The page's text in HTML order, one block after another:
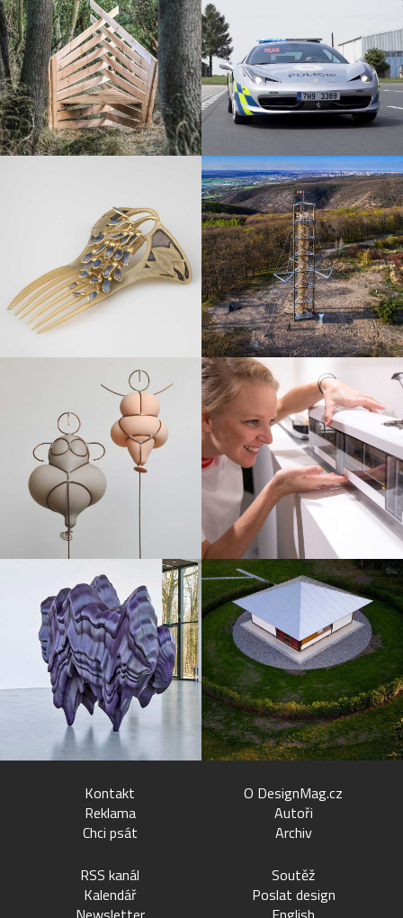
Kontakt
Reklama
Chci psát
O DesignMag.cz
Autoři
Archiv
RSS kanál
Kalendář
Soutěž
Poslat design